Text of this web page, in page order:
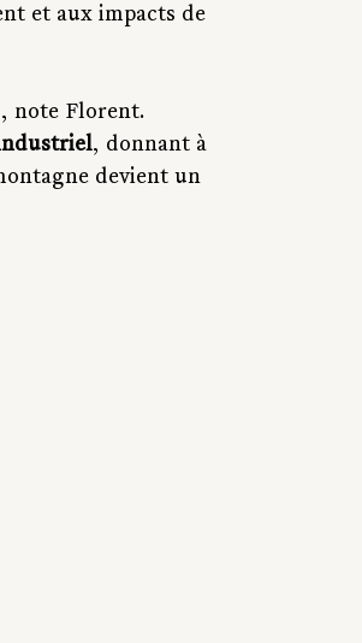
et aux impacts de
note Florent.
, donnant à
devient un